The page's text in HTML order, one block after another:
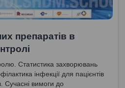
препаратів в
Статистика захворювань
інфекції для пацієнтів
Сучасні вимоги до